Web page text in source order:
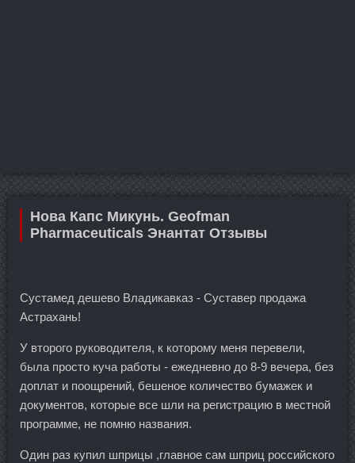
Нова Капс Микунь. Geofman
Pharmaceuticals Энантат Отзывы
Сустамед дешево Владикавказ - Суставер продажа
Астрахань!
У второго руководителя, к которому меня перевели,
была просто куча работы - ежедневно до 8-9 вечера, без
доплат и поощрений, бешеное количество бумажек и
документов, которые все шли на регистрацию в местной
программе, не помню названия.
Один раз купил шприцы ,главное сам шприц российского